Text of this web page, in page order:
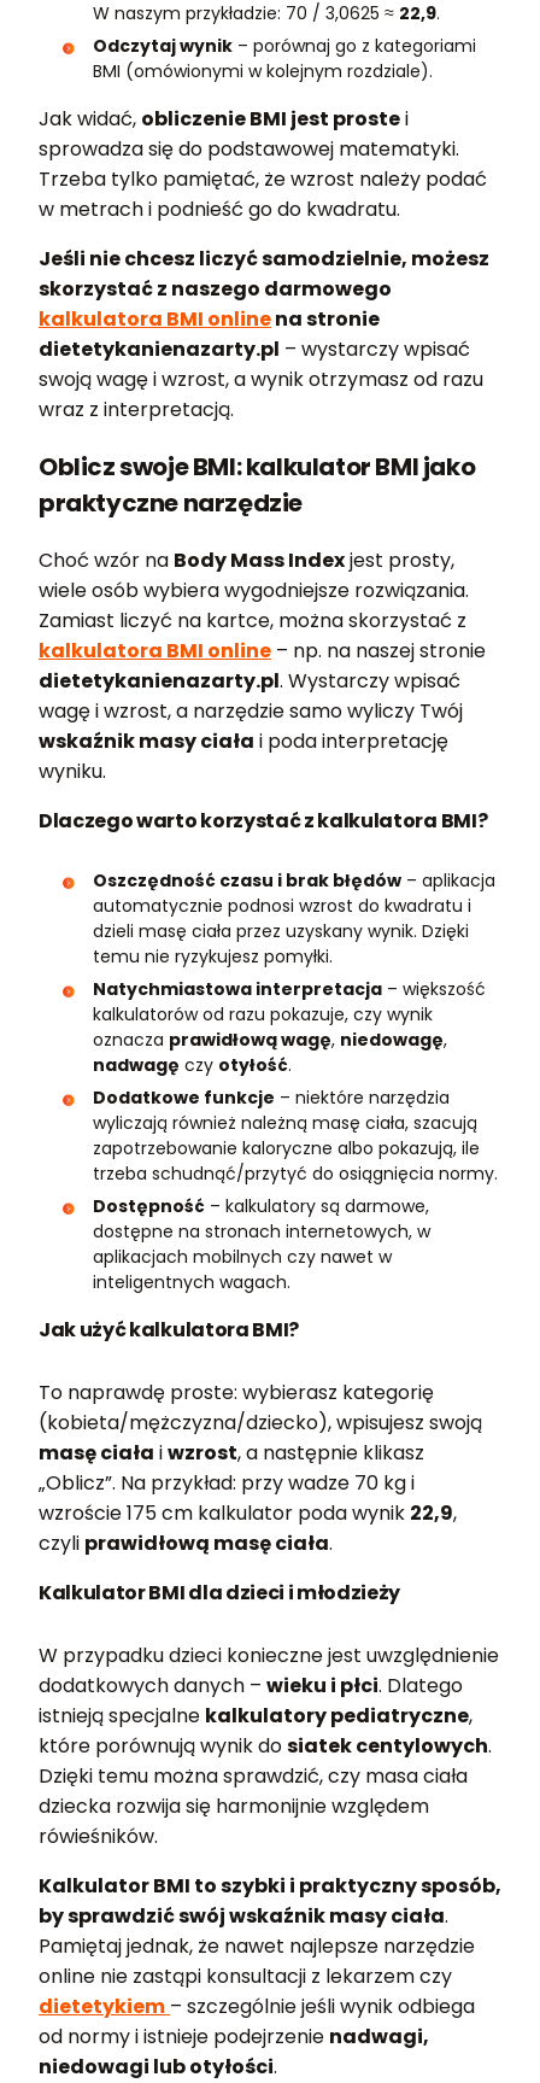
W naszym przykładzie: 70 / 3,0625 ≈ 22,9.
Odczytaj wynik – porównaj go z kategoriami
BMI (omówionymi w kolejnym rozdziale).
Jak widać, obliczenie BMI jest prostei
sprowadza się do podstawowej matematyki.
Trzeba tylko pamiętać, że wzrost należy podać
w metrach i podnieść go do kwadratu.
Jeśli nie chcesz liczyć samodzielnie, możesz
skorzystać z naszego darmowego
kalkulatora BMI onlinena stronie
dietetykanienazarty.pl – wystarczy wpisać
swoją wagę i wzrost, a wynik otrzymasz od razu
wraz z interpretacją.
Oblicz swoje BMI: kalkulator BMI jako
praktyczne narzędzie
Choć wzór na Body Mass Indexjest prosty,
wiele osób wybiera wygodniejsze rozwiązania.
Zamiast liczyć na kartce, można skorzystać z
kalkulatora BMI online – np. na naszej stronie
dietetykanienazarty.pl. Wystarczy wpisać
wagę i wzrost, a narzędzie samo wyliczy Twój
wskaźnik masy ciała i poda interpretację
wyniku.
Dlaczego warto korzystać z kalkulatora BMI?
Oszczędność czasu i brak błędów – aplikacja
automatycznie podnosi wzrost do kwadratu i
dzieli masę ciała przez uzyskany wynik. Dzięki
temu nie ryzykujesz pomyłki.
Natychmiastowa interpretacja – większość
kalkulatorów od razu pokazuje, czy wynik
oznacza prawidłową wagę, niedowagę,
nadwagę czy otyłość.
Dodatkowe funkcje – niektóre narzędzia
wyliczają również należną masę ciała, szacują
zapotrzebowanie kaloryczne albo pokazują, ile
trzeba schudnąć/przytyć do osiągnięcia normy.
Dostępność – kalkulatory są darmowe,
dostępne na stronach internetowych, w
aplikacjach mobilnych czy nawet w
inteligentnych wagach.
Jak użyć kalkulatora BMI?
To naprawdę proste: wybierasz kategorię
(kobieta/mężczyzna/dziecko), wpisujesz swoją
masę ciała iwzrost, a następnie klikasz
„Oblicz”. Na przykład: przy wadze 70 kg i
wzroście 175 cm kalkulator poda wynik 22,9,
czyli prawidłową masę ciała.
Kalkulator BMI dla dzieci i młodzieży
W przypadku dzieci konieczne jest uwzględnienie
dodatkowych danych – wieku i płci. Dlatego
istnieją specjalne kalkulatory pediatryczne,
które porównują wynik dosiatek centylowych.
Dzięki temu można sprawdzić, czy masa ciała
dziecka rozwija się harmonijnie względem
rówieśników.
Kalkulator BMI to szybki i praktyczny sposób,
by sprawdzić swój wskaźnik masy ciała.
Pamiętaj jednak, że nawet najlepsze narzędzie
online nie zastąpi konsultacji z lekarzem czy
dietetykiem – szczególnie jeśli wynik odbiega
od normy i istnieje podejrzenie nadwagi,
niedowagi lub otyłości.